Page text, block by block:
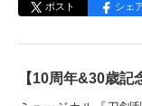
ポスト シェ
【10周年&30歳